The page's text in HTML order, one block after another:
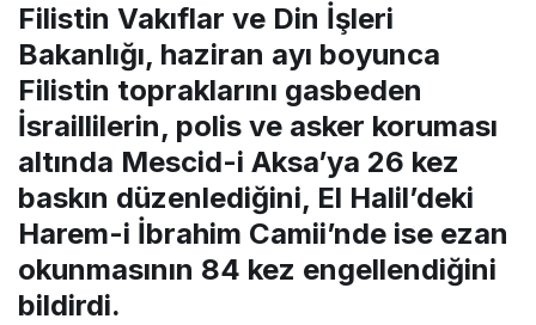
Filistin Vakıflar ve Din İşleri
Bakanlığı, haziran ayı boyunca
Filistin topraklarını gasbeden
İsraillilerin, polis ve asker koruması
altında Mescid-i Aksa’ya 26 kez
baskın düzenlediğini, El Halil’deki
Harem-i İbrahim Camii’nde ise ezan
okunmasının 84 kez engellendiğini
bildirdi.